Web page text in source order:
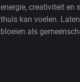
energie, creativiteit en
thuis kan voelen.
bloeien als